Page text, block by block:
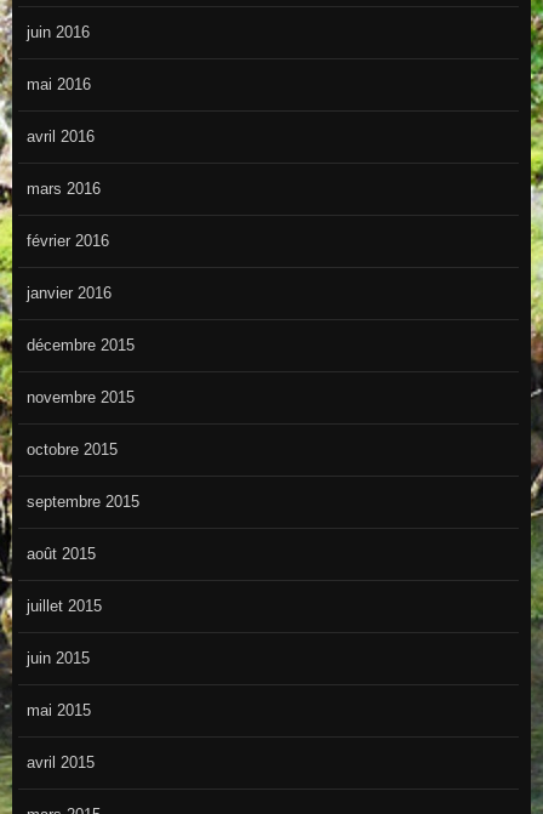
juin 2016
mai 2016
avril 2016
mars 2016
février 2016
janvier 2016
décembre 2015
novembre 2015
octobre 2015
septembre 2015
août 2015
juillet 2015
juin 2015
mai 2015
avril 2015